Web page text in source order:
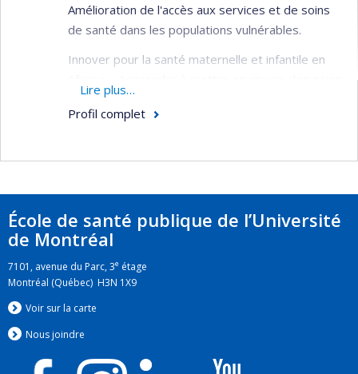
Amélioration de l'accès aux services et de soins
de santé dans les populations vulnérables.
Innover pour la santé maternelle et infantile en
de santé primaires intégrés, centrés sur la
communauté et axés sur la santé reproductive et
Afrique du Sud
Intégration d'une approche des systèmes de
santé à la prestation des services de santé
Lire plus…
Profil complet
École de santé publique de l’Université
de Montréal
7101, avenue du Parc, 3e étage
Montréal (Québec) H3N 1X9
Voir sur la carte
Nous joindre